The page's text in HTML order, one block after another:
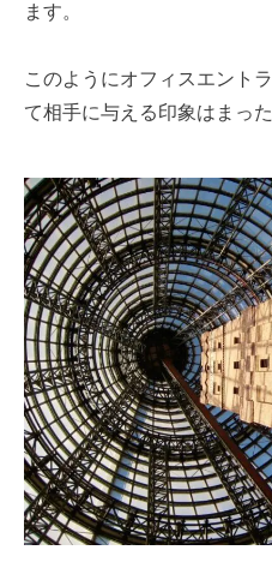
ます。
このようにオフィスエント
て相手に与える印象はまっ